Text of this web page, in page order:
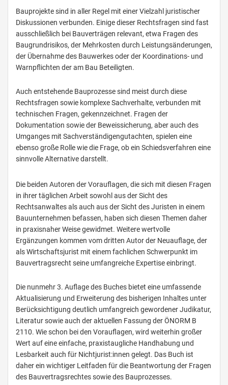
Bauprojekte sind in aller Regel mit einer Vielzahl juristischer
Diskussionen verbunden. Einige dieser Rechtsfragen sind fast
ausschließlich bei Bauverträgen relevant, etwa Fragen des
Baugrundrisikos, der Mehrkosten durch Leistungsänderungen,
der Übernahme des Bauwerkes oder der Koordinations- und
Warnpflichten der am Bau Beteiligten.
Auch entstehende Bauprozesse sind meist durch diese
Rechtsfragen sowie komplexe Sachverhalte, verbunden mit
technischen Fragen, gekennzeichnet. Fragen der
Dokumentation sowie der Beweissicherung, aber auch des
Umganges mit Sachverständigengutachten, spielen eine
ebenso große Rolle wie die Frage, ob ein Schiedsverfahren eine
sinnvolle Alternative darstellt.
Die beiden Autoren der Vorauflagen, die sich mit diesen Fragen
in ihrer täglichen Arbeit sowohl aus der Sicht des
Rechtsanwaltes als auch aus der Sicht des Juristen in einem
Bauunternehmen befassen, haben sich diesen Themen daher
in praxisnaher Weise gewidmet. Weitere wertvolle
Ergänzungen kommen vom dritten Autor der Neuauflage, der
als Wirtschaftsjurist mit einem fachlichen Schwerpunkt im
Bauvertragsrecht seine umfangreiche Expertise einbringt.
Die nunmehr 3. Auflage des Buches bietet eine umfassende
Aktualisierung und Erweiterung des bisherigen Inhaltes unter
Berücksichtigung deutlich umfangreich gewordener Judikatur,
Literatur sowie auch der aktuellen Fassung der ÖNORM B
2110. Wie schon bei den Vorauflagen, wird weiterhin großer
Wert auf eine einfache, praxistaugliche Handhabung und
Lesbarkeit auch für Nichtjurist:innen gelegt. Das Buch ist
daher ein wichtiger Leitfaden für die Beantwortung der Fragen
des Bauvertragsrechtes sowie des Bauprozesses.